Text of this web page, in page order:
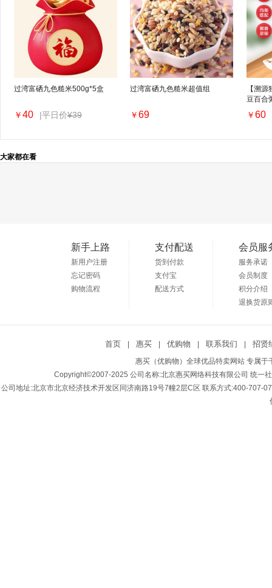
过湾富硒九色糙米500g*5盒
￥ 40 |平日价¥39
过湾富硒九色糙米超值组
￥ 69
【溯
豆百合
350g*3
￥ 60
大家都在看
新手上路
新用户注册
忘记密码
购物流程
支付配送
货到付款
支付宝
配送方式
会员服
服务承诺
会员制度
积分介绍
退换货原
首页 惠买 优购物 联系我们 招贤
惠买（优购物）全球优品特卖网站 专属
Copyright©2007-2025 公司名称:北京惠买网络科技有限公司 统一
公司地址:北京市北京经济技术开发区同济南路19号7幢2层C区 联系方式:400-707-